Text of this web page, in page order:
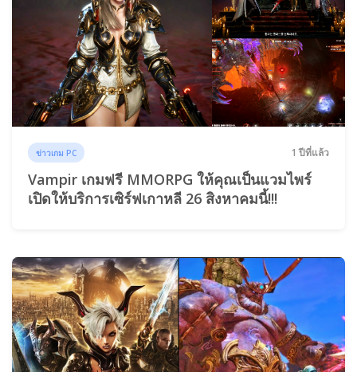
ข่าวเกม PC 1 ปีที่แล้ว
Vampir เกมฟรี MMORPG ให้คุณเป็นแวมไพร์
เปิดให้บริการเซิร์ฟเกาหลี 26 สิงหาคมนี้!!!